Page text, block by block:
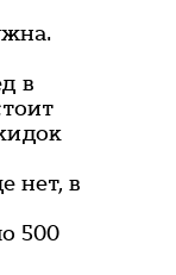
в
нет, в
500